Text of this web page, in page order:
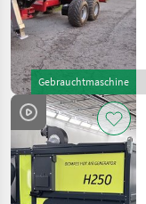
Gebrauchtmaschine